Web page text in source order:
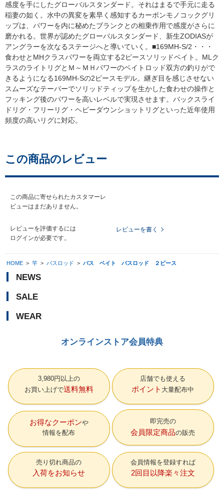
感度を手にしたグローバルスタンダード。それはまるで手元に走る
稲妻の如く。水中の異変を素早く感知するカーボンモノコックグリ
ップは、パワーを内に秘めたブランクとの相乗作用で感度がさらに
磨かれる。世界が認めたグローバルスタンダード、新生ZODIASが
アングラーを次なるステージへと導いていく。■169MH-S/2・・・
食わせとMHクラスパワーを両立する2ピースソリッドベイト。MLク
ラスのライトリグとＭ～ＭＨパワーのベイトロッド双方の釣りがで
きるようになる169MH-Sの2ピースモデル。継ぎ目を感じさせない
スムーズなテーパーでソリッドティップを生かした食わせの操作と
フッキング後のパワーを高いレベルで実現させます。バックスライ
ドリグ・フリーリグ・ヘビーダウンショットリグといった近年使用
頻度の高いリグに対応。
この商品のレビュー
この商品に寄せられたカスタマーレ
ビューはまだありません。
レビューを評価するには
ログインが必要です。
レビューを書く
HOME > 竿 > バスロッド > バス ベイト バスロッド ２ピース
NEWS
SALE
WEAR
オンラインストア会員特典
3,980円以上の
お買い上げで送料無料
店舗でも使える
ポイント 大量配布中
お得なクーポン
情報を配布
即完売の
会員限定商品の販売
売り切れ商品の
入荷をお知らせ
会員情報を登録すれば
2回目以降楽々注文